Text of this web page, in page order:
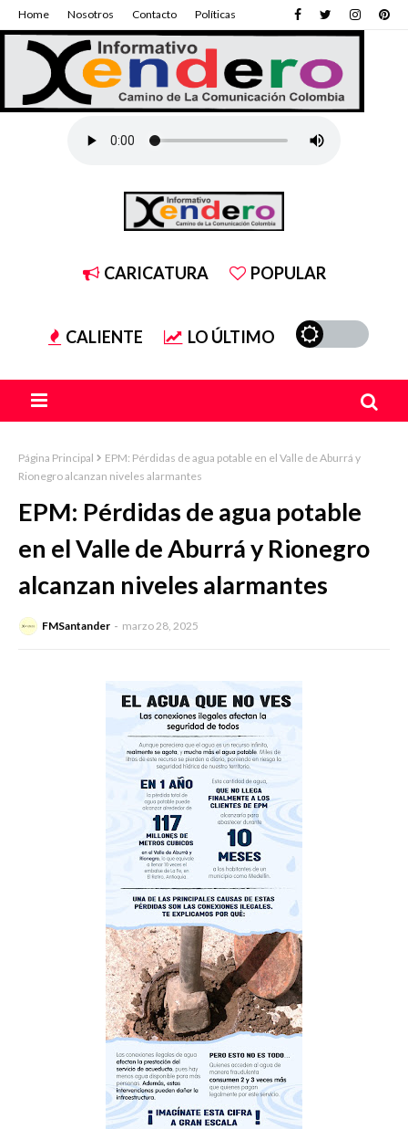
Home Nosotros Contacto Políticas
CARICATURA POPULAR
CALIENTE LO ÚLTIMO
Página Principal
EPM: Pérdidas de agua potable en el Valle de Aburrá y
Rionegro alcanzan niveles alarmantes
EPM: Pérdidas de agua potable
en el Valle de Aburrá y Rionegro
alcanzan niveles alarmantes
FMSantander marzo 28, 2025